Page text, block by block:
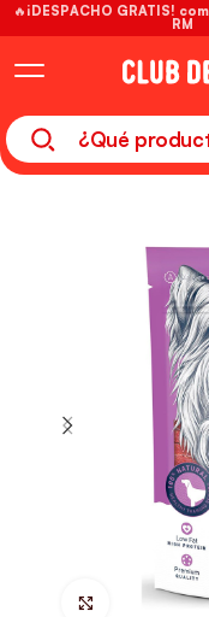
Hacer
🔥¡DESPACHO GRATIS!
RM